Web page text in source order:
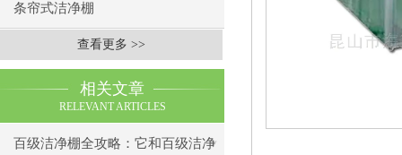
条帘式洁净棚
查看更多 >>
相关文章
RELEVANT ARTICLES
百级洁净棚全攻略：它和百级洁净